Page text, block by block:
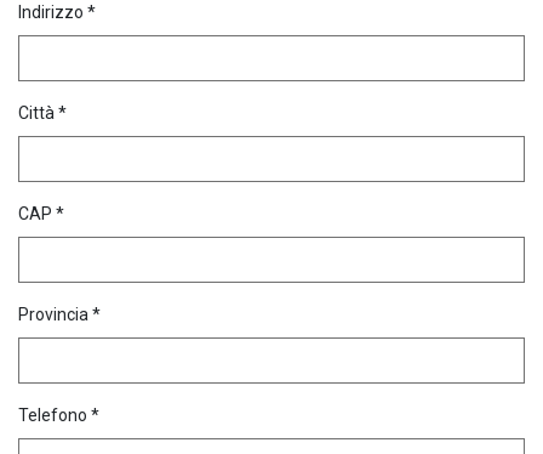
Indirizzo *
Città *
CAP *
Provincia *
Telefono *